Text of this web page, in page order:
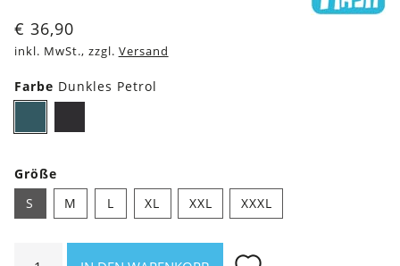
€ 36,90
inkl. MwSt., zzgl. Versand
Farbe Dunkles Petrol
Petrol
Größe
S
M L XL XXL XXXL